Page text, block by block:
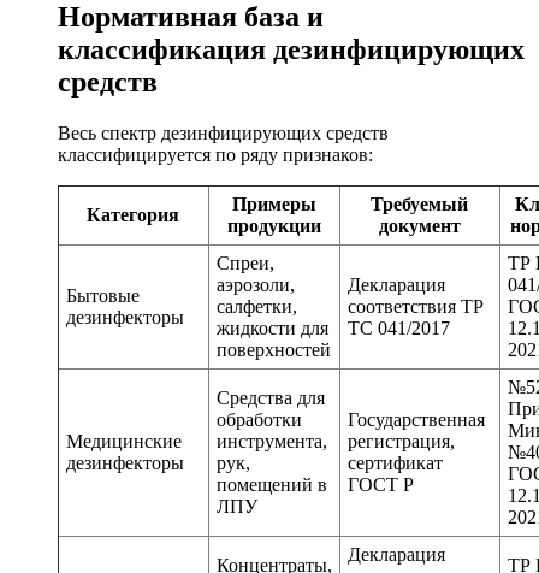
Нормативная база и
классификация дезинфицирующих
средств
Весь спектр дезинфицирующих средств
классифицируется по ряду признаков:
Категория
Примеры
продукции
Требуемый
документ
Бытовые
дезинфекторы
Спреи,
аэрозоли,
салфетки,
жидкости для
поверхностей
Декларация
соответствия ТР
ТС 041/2017
ТР
Медицинские
дезинфекторы
Средства для
обработки
инструмента,
рук,
помещений в
ЛПУ
Государственная
регистрация,
сертификат
ГОСТ Р
Концентраты,
Декларация
ТР